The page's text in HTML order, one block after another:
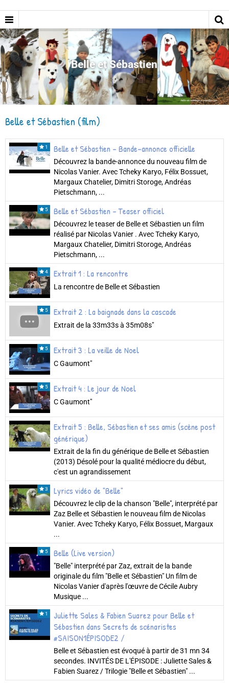
Belle et Sébastien
Belle et Sébastien (film)
1 Belle et Sébastien - Bande-annonce officielle
Découvrez la bande-annonce du nouveau film de
Nicolas Vanier. Avec Tcheky Karyo, Félix Bossuet,
Margaux Chatelier, Dimitri Storoge, Andréas
Pietschmann, ...
5 Belle et Sébastien - Teaser officiel
Découvrez le teaser de Belle et Sébastien un film
réalisé par Nicolas Vanier . Avec Tcheky Karyo,
Margaux Chatelier, Dimitri Storoge, Andréas
Pietschmann, ...
4 Extrait 1 : La rencontre
La rencontre de Belle et Sébastien
5 Extrait 2 : La baignade dans la cascade
Extrait de la 33m33s à 35m08s"
5 Extrait 3 : La veille de Noel
C Gaumont"
5 Extrait 4 : Le jour de Noel
C Gaumont"
Extrait 5 : Belle, Sébastien et ses amis (scène post
générique)
Extrait de la fin du générique de Belle et Sébastien
(2013) Désolé pour la qualité médiocre du début,
c'est un agrandissement
3 Lyrics vidéo de "Belle"
Découvrez le clip de la chanson "Belle", interprété par
Zaz Belle et Sébastien le nouveau film de Nicolas
Vanier. Avec Tcheky Karyo, Félix Bossuet, Margaux
...
5 Belle (Live version)
"Belle" interprété par Zaz, extrait de la bande
originale du film "Belle et Sébastien" Un film de
Nicolas Vanier d'après l'œuvre de Cécile Aubry
Musique ...
1
Juliette Sales & Fabien Suarez pour Belle et
Sébastien dans Secrets de scénaristes
#SAISON1ÉPISODE2 /
Belle et Sébastien est évoqué à partir de 31 mn 34
secondes. INVITÉS DE L'ÉPISODE : Juliette Sales &
Fabien Suarez / Trilogie "Belle et Sébastien" ...